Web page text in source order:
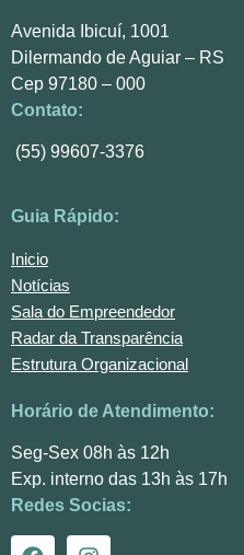
Avenida Ibicuí, 1001
Dilermando de Aguiar – RS
Cep 97180 – 000
Contato:
(55) 99607-3376
Guia Rápido:
Inicio
Notícias
Sala do Empreendedor
Radar da Transparência
Estrutura Organizacional
Horário de Atendimento:
Seg-Sex 08h às 12h
Exp. interno das 13h às 17h
Redes Socias: